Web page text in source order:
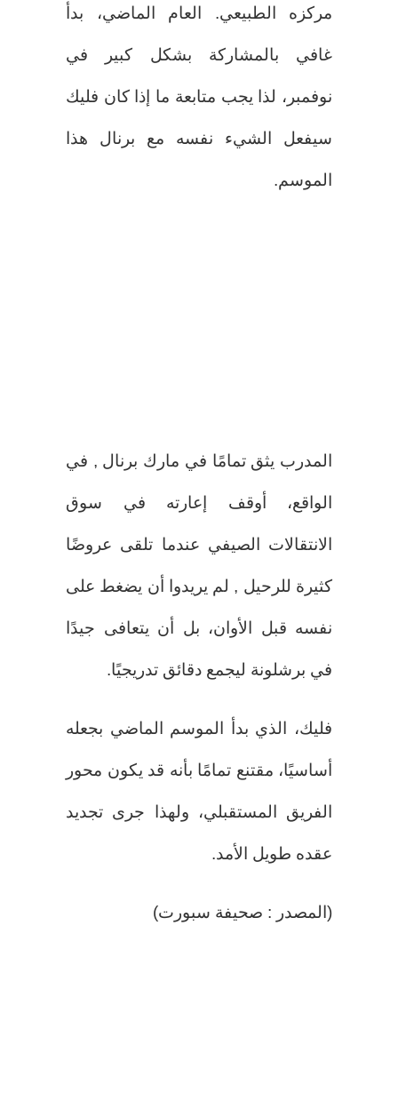
مركزه الطبيعي. العام الماضي، بدأ
غافي بالمشاركة بشكل كبير في
نوفمبر، لذا يجب متابعة ما إذا كان فليك
سيفعل الشيء نفسه مع برنال هذا
الموسم.
المدرب يثق تمامًا في مارك برنال , في
الواقع، أوقف إعارته في سوق
الانتقالات الصيفي عندما تلقى عروضًا
كثيرة للرحيل , لم يريدوا أن يضغط على
نفسه قبل الأوان، بل أن يتعافى جيدًا
في برشلونة ليجمع دقائق تدريجيًا.
فليك، الذي بدأ الموسم الماضي بجعله
أساسيًا، مقتنع تمامًا بأنه قد يكون محور
الفريق المستقبلي، ولهذا جرى تجديد
عقده طويل الأمد.
(المصدر : صحيفة سبورت)